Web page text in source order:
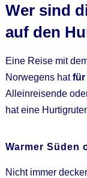
Wer sind
auf den
Eine Reise mit
Norwegens hatfür
Alleinreisende
hat eine
Warmer Süden
Nicht immer